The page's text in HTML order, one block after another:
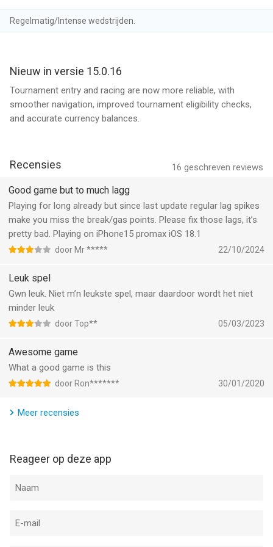
the best mobile MotoGP racing experience!
NOTE: Use of Ad Blockers may prevent rewards from being
granted on collection of coins or end of race rewards.
MotoGP Guru Racing 25/26 van WePlay Media LLC is een app
voor iPhone, iPad en iPod touch met iOS versie 16.0 of hoger,
geschikt bevonden voor gebruikers met leeftijden vanaf
vergeleken op 9 Aug om 02:30.
Regelmatig/Intense wedstrijden.
Nieuw in versie 15.0.16
Tournament entry and racing are now more reliable, with
smoother navigation, improved tournament eligibility checks,
and accurate currency balances.
16 geschreven reviews
Recensies
Good game but to much lagg
Playing for long already but since last update regular lag spikes
make you miss the break/gas points. Please fix those lags, it’s
pretty bad. Playing on iPhone15 promax iOS 18.1
door Mr ***** 22/10/2024
Leuk spel
Gwn leuk. Niet m’n leukste spel, maar daardoor wordt het niet
minder leuk
door Top** 05/03/2023
Awesome game
What a good game is this
door Ron******* 30/01/2020
Meer recensies
Reageer op deze app